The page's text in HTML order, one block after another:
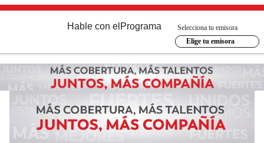
Hable con el Programa
Selecciona tu emisora
Elige tu emisora